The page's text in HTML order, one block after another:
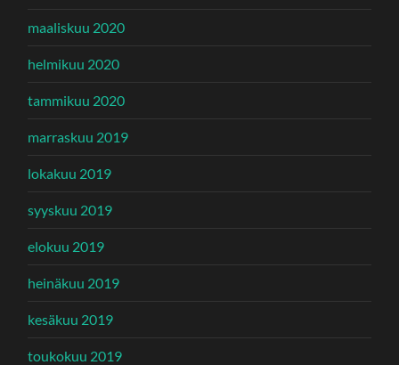
maaliskuu 2020
helmikuu 2020
tammikuu 2020
marraskuu 2019
lokakuu 2019
syyskuu 2019
elokuu 2019
heinäkuu 2019
kesäkuu 2019
toukokuu 2019